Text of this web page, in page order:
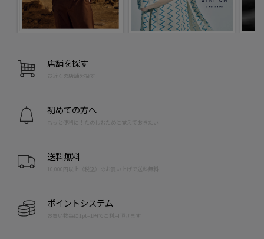
店舗を探す
お近くの店舗を探す
初めての方へ
もっと便利に！たのしむために覚えておきたい
送料無料
10,000円以上（税込）のお買い上げで送料無料
ポイントシステム
お買い物毎に1pt=1円でご利用頂けます